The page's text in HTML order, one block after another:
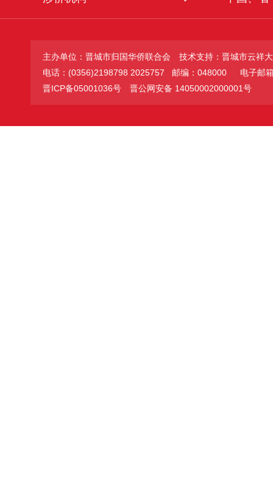
主办单位：晋城市归国华侨联合会
技术支持：晋城市云祥
电话：(0356)2198798 2025757 邮编：048000
电子邮
晋ICP备05001036号
晋公网安备 14050002000001号